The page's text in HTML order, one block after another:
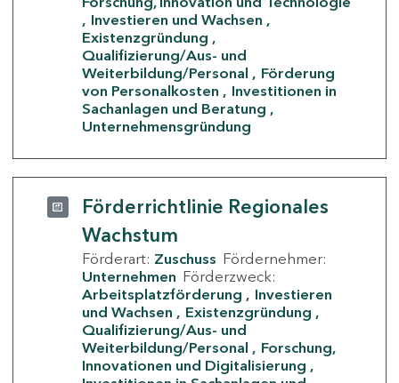
Investieren und Wachsen
Existenzgründung
Qualifizierung/Aus- und
Weiterbildung/Personal
Förderung
von Personalkosten
Investitionen in
Sachanlagen und Beratung
Unternehmensgründung
Förderrichtlinie Regionales
Wachstum
Förderart: Zuschuss Fördernehmer:
Unternehmen Förderzweck:
Arbeitsplatzförderung
Investieren
und Wachsen
Existenzgründung
Qualifizierung/Aus- und
Weiterbildung/Personal
Forschung,
Innovationen und Digitalisierung